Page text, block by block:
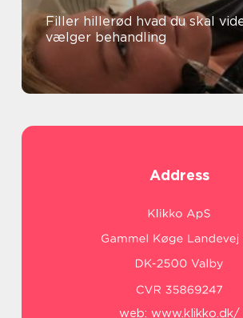
Filler hillerød hvad du skal vide, før du
vælger behandling
Address
web: www.klikko.dk/